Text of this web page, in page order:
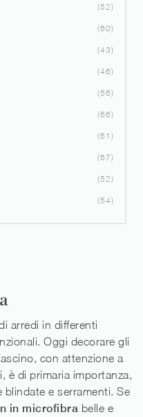
52
60
43
46
56
66
61
67
52
54
arredi in differenti
Oggi decorare gli
con attenzione a
è di primaria importanza,
e serramenti. Se
in microfibra belle e